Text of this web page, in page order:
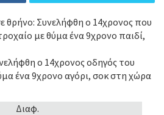
θρήνο: Συνελήφθη ο 14χρονος που
με θύμα ένα 9χρονο παιδί,
ο 14χρονος οδηγός του
ένα 9χρονο αγόρι, σοκ στη χώρα
Διαφ.